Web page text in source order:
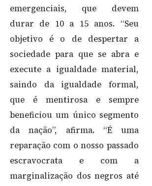
emergenciais, que devem
durar de 10 a 15 anos. “Seu
objetivo é o de despertar a
sociedade para que se abra e
execute a igualdade material,
saindo da igualdade formal,
que é mentirosa e sempre
beneficiou um único segmento
da nação”, afirma. “É uma
reparação com o nosso passado
escravocrata e com a
marginalização dos negros até